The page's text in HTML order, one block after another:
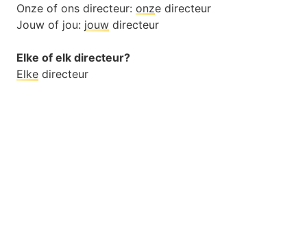
Onze of ons directeur: onze directeur
Jouw of jou: jouw directeur
Elke of elk directeur?
Elke directeur